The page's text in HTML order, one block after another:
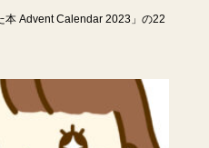
本 Advent Calendar 2023」の22